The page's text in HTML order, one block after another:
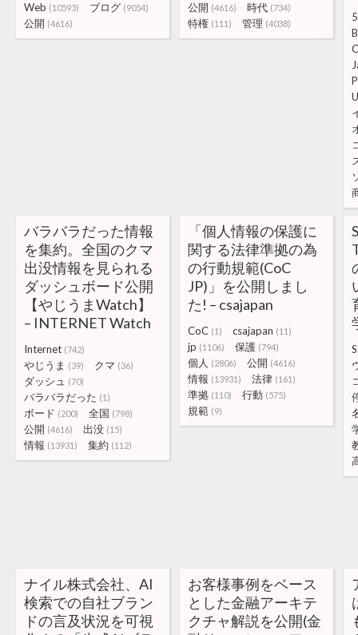
Web (10593) ブログ (9054)
公開 (4616)
公開 (4616) 時代 (734)
特権 (111) 管理 (4038)
バラバラだった情報
を集約。全国のクマ
出没情報を見られる
ダッシュボード公開
【やじうまWatch】
– INTERNET Watch
Internet (742)
やじうま (39) クマ (36)
ダッシュ (70)
バラバラだった (1)
ボード (200) 全国 (798)
公開 (4616) 出没 (15)
情報 (13931) 集約 (112)
「個人情報の保護に
関する法律準拠の為
の行動規範(CoC
JP)」を公開しまし
た! – csajapan
CoC (1) csajapan (11)
jp (1106) 保護 (794)
個人 (2806) 公開 (4616)
情報 (13931) 法律 (161)
準拠 (110) 行動 (575)
規範 (9)
ナイル株式会社、AI
検索での自社ブラン
ドの言及状況を可視
お客様事例をベース
とした金融アーキテ
クチャ解説を公開(金